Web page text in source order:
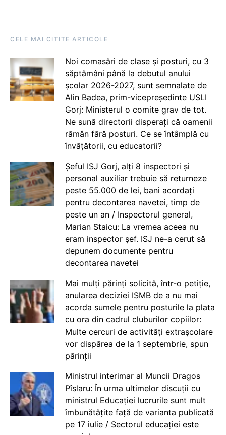
CELE MAI CITITE ARTICOLE
Noi comasări de clase și posturi, cu 3
săptămâni până la debutul anului
școlar 2026-2027, sunt semnalate de
Alin Badea, prim-vicepreședinte USLI
Gorj: Ministerul o comite grav de tot.
Ne sună directorii disperați că oamenii
rămân fără posturi. Ce se întâmplă cu
învățătorii, cu educatorii?
Șeful ISJ Gorj, alți 8 inspectori și
personal auxiliar trebuie să returneze
peste 55.000 de lei, bani acordați
pentru decontarea navetei, timp de
peste un an / Inspectorul general,
Marian Staicu: La vremea aceea nu
eram inspector șef. ISJ ne-a cerut să
depunem documente pentru
decontarea navetei
Mai mulți părinți solicită, într-o petiție,
anularea deciziei ISMB de a nu mai
acorda sumele pentru posturile la plata
cu ora din cadrul cluburilor copiilor:
Multe cercuri de activități extrașcolare
vor dispărea de la 1 septembrie, spun
părinții
Ministrul interimar al Muncii Dragos
Pîslaru: În urma ultimelor discuții cu
ministrul Educației lucrurile sunt mult
îmbunătățite față de varianta publicată
pe 17 iulie / Sectorul educației este